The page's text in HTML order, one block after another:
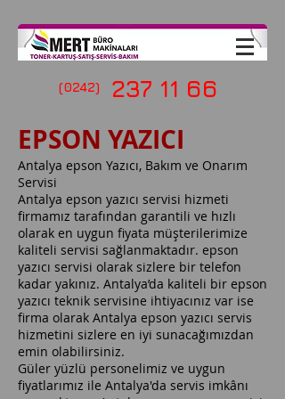
237 11 66
(0242)
EPSON YAZICI
Antalya epson Yazıcı, Bakım ve Onarım
Servisi
Antalya epson yazıcı servisi hizmeti
firmamız tarafından garantili ve hızlı
olarak en uygun fiyata müşterilerimize
kaliteli servisi sağlanmaktadır. epson
yazıcı servisi olarak sizlere bir telefon
kadar yakınız. Antalya’da kaliteli bir epson
yazıcı teknik servisine ihtiyacınız var ise
firma olarak Antalya epson yazıcı servis
hizmetini sizlere en iyi sunacağımızdan
emin olabilirsiniz.
Güler yüzlü personelimiz ve uygun
fiyatlarımız ile Antalya'da servis imkânı